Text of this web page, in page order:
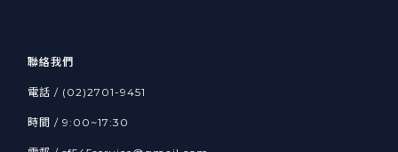
聯絡我們
電話 / (02)2701-9451
時間 / 9:00~17:30